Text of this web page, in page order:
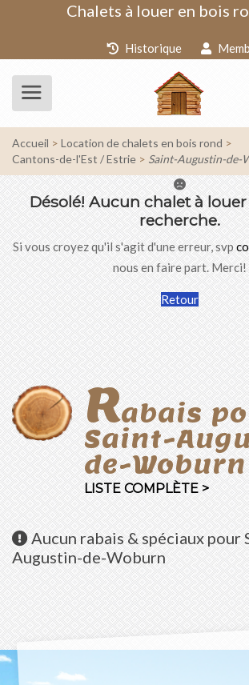
Chalets à louer en bois
Historique
Accueil
Location de chalets en bois rond
Cantons-de-l'Est / Estrie
Saint-Augustin-de-
Désolé!Aucun chalet à
recherche.
Si vous croyez qu'il s'agit d'une erreur, svp
nous en faire part. Merci!
Retour
Rabais
Saint-
de-Woburn
LISTE COMPLÈTE >
Aucunrabais & spéciaux pour
Augustin-de-Woburn